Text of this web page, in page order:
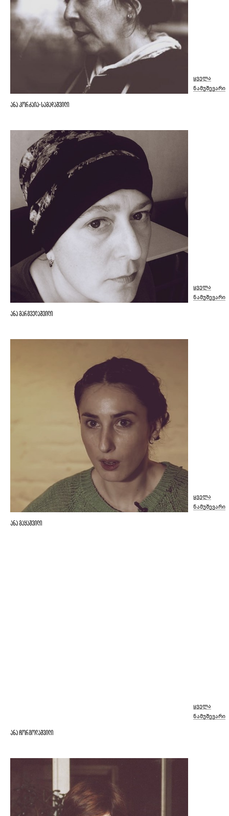
ანა ჩორგოლაშვილი
ყველა
ნამუშევარი
ანა მაყაშვილი
ყველა
ნამუშევარი
ანა მარგველაშვილი
ყველა
ნამუშევარი
ანა კორძაია-სამადაშვილი
ყველა
ნამუშევარი